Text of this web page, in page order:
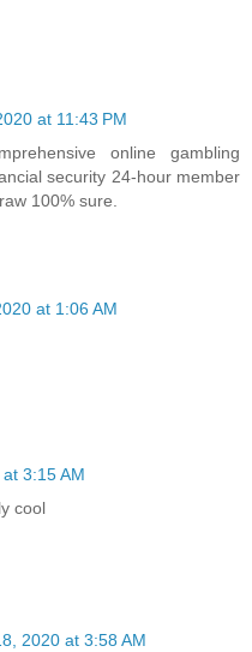
at 11:43 PM
online gambling
security 24-hour member
100% sure.
at 1:06 AM
3:15 AM
cool
2020 at 3:58 AM